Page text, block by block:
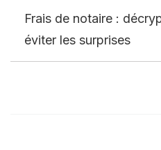
Frais de notaire :
éviter les surprises